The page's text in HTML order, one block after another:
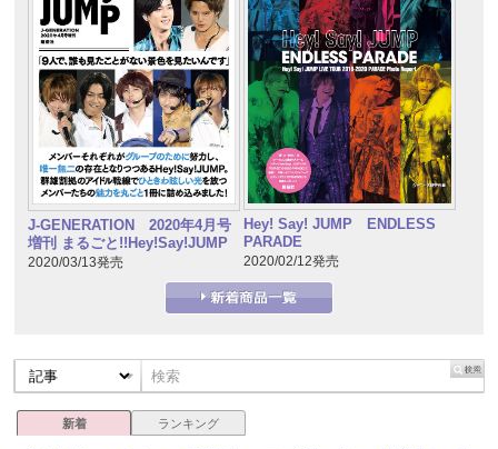
J-GENERATION 2020年4月号
増刊 まるごと!!Hey!Say!JUMP
2020/03/13発売
Hey! Say! JUMP ENDLESS
PARADE
2020/02/12発売
新着 ランキング